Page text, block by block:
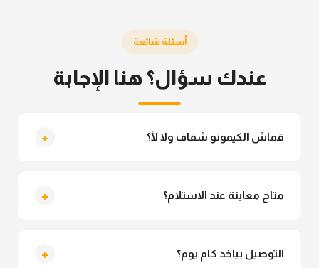
أسئلة شائعة
عندك سؤال؟ هنا الإجابة
قماش الكيمونو شفاف ولا لأ؟ +
متاح معاينة عند الاستلام؟ +
التوصيل بياخد كام يوم؟ +